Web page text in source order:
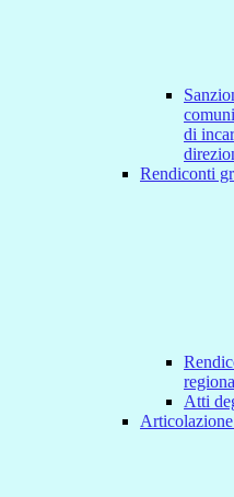
di
Rendiconti
Atti